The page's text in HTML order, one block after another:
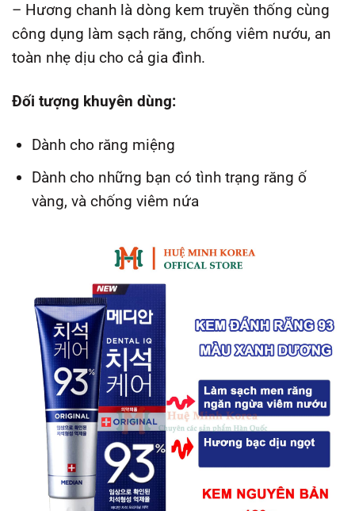
– Hương chanh là dòng kem truyền thống cùng
công dụng làm sạch răng, chống viêm nướu, an
toàn nhẹ dịu cho cả gia đình.
Đối tượng khuyên dùng:
Dành cho răng miệng
Dành cho những bạn có tình trạng răng ố
vàng, và chống viêm nứa